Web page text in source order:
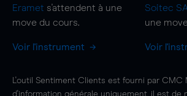
Eramet s'attendent à une
move du cours.
Voir l'instrument
Soitec SA
une move
Voir
L'outil Sentiment Clients est fourni par CMC
d'information générale uniquement, il est de